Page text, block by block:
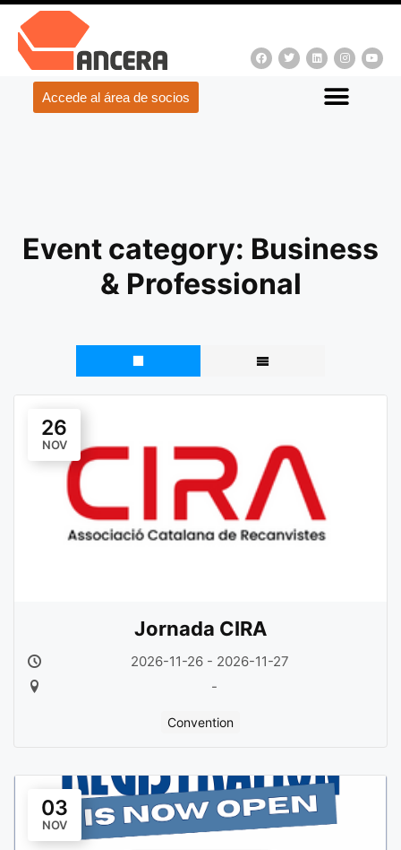
Accede al área de socios
Event category: Business
& Professional
26
NOV
Jornada CIRA
2026-11-26 - 2026-11-27
-
Convention
03
NOV